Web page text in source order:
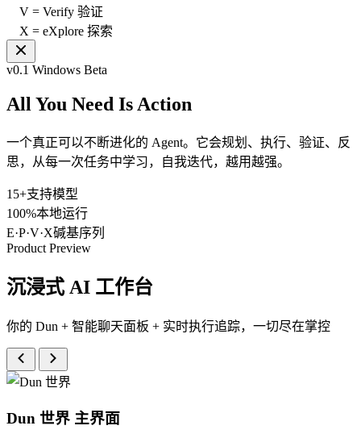
V = Verify 验证
X = eXplore 探索
v0.1 Windows Beta
All You Need Is Action
一个真正可以不断进化的 Agent。它会规划、执行、验证、反
思，从每一次任务中学习，自我迭代，越用越强。
15+支持模型
100%本地运行
E·P·V·X碱基序列
Product Preview
沉浸式 AI 工作台
你的 Dun + 智能聊天面板 + 实时执行追踪，一切尽在掌控
Dun 世界 主界面